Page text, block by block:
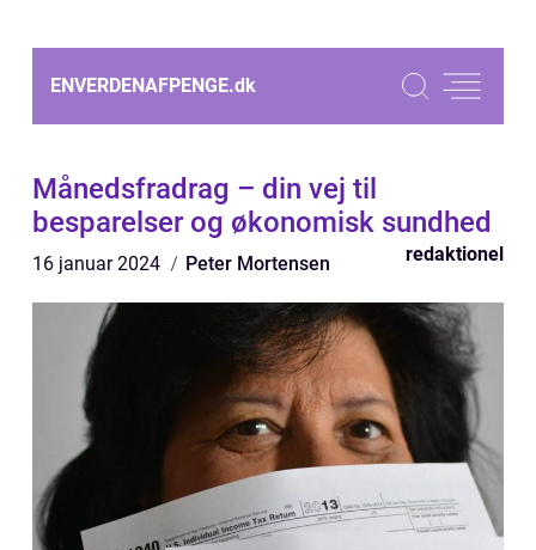
ENVERDENAFPENGE.dk
Månedsfradrag – din vej til
besparelser og økonomisk sundhed
16 januar 2024 Peter Mortensen redaktionel